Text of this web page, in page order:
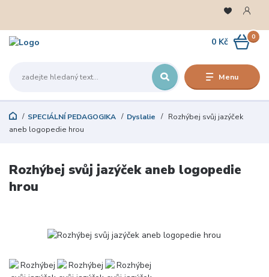
Menu
0
0 Kč
SPECIÁLNÍ PEDAGOGIKA Dyslalie
Rozhýbej svůj jazýček
aneb logopedie hrou
Rozhýbej svůj jazýček aneb logopedie
hrou